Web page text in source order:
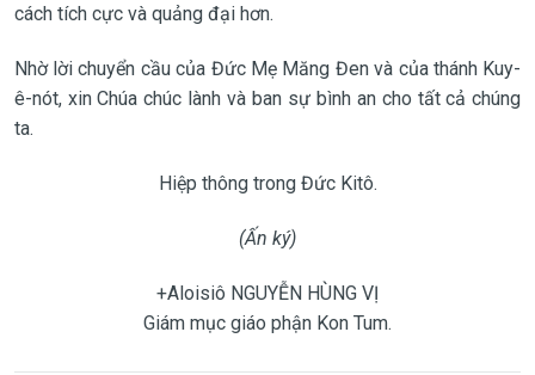
cách tích cực và quảng đại hơn.
Nhờ lời chuyển cầu của Đức Mẹ Măng Đen và của thánh Kuy-
ê-nót, xin Chúa chúc lành và ban sự bình an cho tất cả chúng
ta.
Hiệp thông trong Đức Kitô.
(Ấn ký)
+Aloisiô NGUYỄN HÙNG VỊ
Giám mục giáo phận Kon Tum.